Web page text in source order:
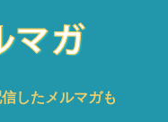
したメルマガも